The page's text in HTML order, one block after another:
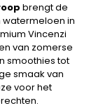
brengt de
watermeloen in
Vincenzi
van zomerse
smoothies tot
smaak van
voor het